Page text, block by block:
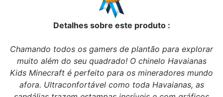
Detalhes sobre este produto :
Chamando todos os gamers de plantão para explorar
muito além do seu quadrado! O chinelo Havaianas
Kids Minecraft é perfeito para os mineradores mundo
afora. Ultraconfortável como toda Havaianas, as